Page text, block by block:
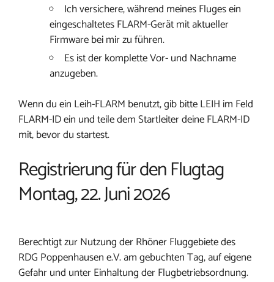
Ich versichere, während meines Fluges ein
eingeschaltetes FLARM-Gerät mit aktueller
Firmware bei mir zu führen.
Es ist der komplette Vor- und Nachname
anzugeben.
Wenn du ein Leih-FLARM benutzt, gib bitte LEIH im Feld
FLARM-ID ein und teile dem Startleiter deine FLARM-ID
mit, bevor du startest.
Registrierung für den Flugtag
Montag, 22. Juni 2026
Berechtigt zur Nutzung der Rhöner Fluggebiete des
RDG Poppenhausen e.V. am gebuchten Tag, auf eigene
Gefahr und unter Einhaltung der Flugbetriebsordnung.